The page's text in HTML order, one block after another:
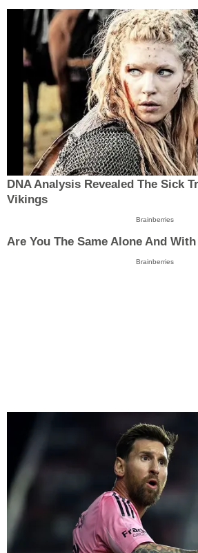
DNA Analysis Revealed The Sick
Vikings
Brainberries
Are You The Same Alone And
Brainberries